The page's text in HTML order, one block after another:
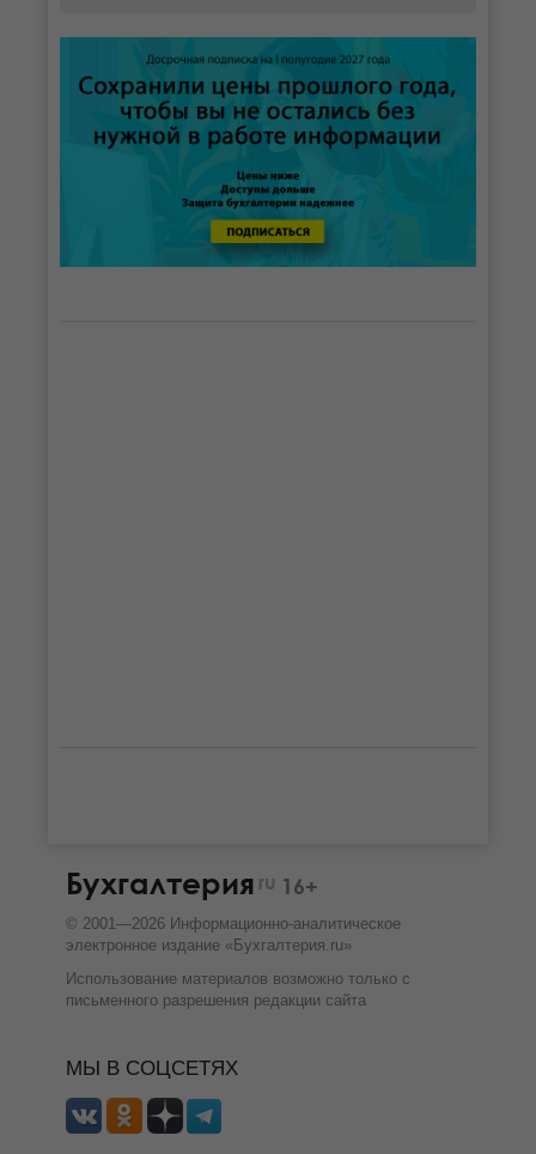
Бухгалтерия ru 16+
© 2001—2026 Информационно-аналитическое
электронное издание «Бухгалтерия.ru»
Использование материалов возможно только с
письменного разрешения редакции сайта
МЫ В СОЦСЕТЯХ